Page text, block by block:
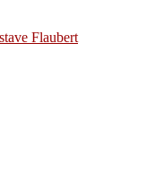
Flaubert